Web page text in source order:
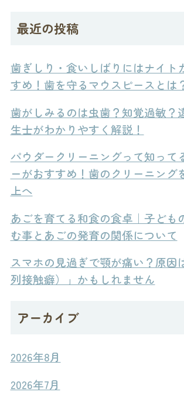
最近の投稿
歯ぎしり・食いしばりにはナイト
すめ！歯を守るマウスピースとは
歯がしみるのは虫歯？知覚過敏？
生士がわかりやすく解説！
パウダークリーニングって知って
ーがおすすめ！歯のクリーニング
上へ
あごを育てる和食の食卓｜子ども
む事とあごの発育の関係について
スマホの見過ぎで顎が痛い？原因
列接触癖）」かもしれません
アーカイブ
2026年8月
2026年7月